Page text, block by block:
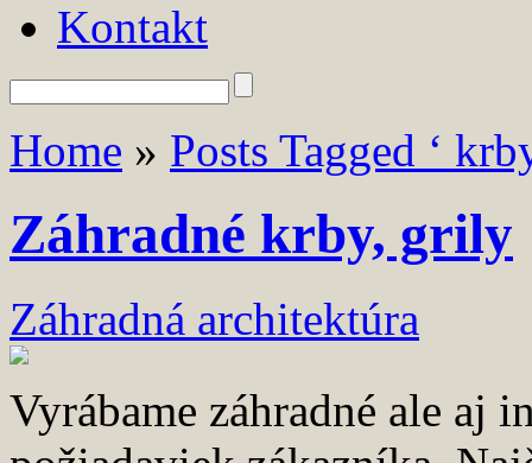
Kontakt
Home » Posts Tagged ‘
Záhradné krby, grily
Záhradná architektúra
Vyrábame záhradné ale aj